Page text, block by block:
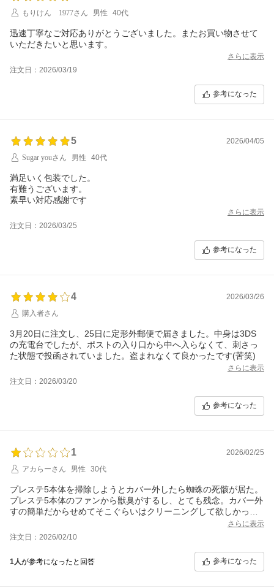
もりけん 1977さん
男性 40代
迅速丁寧なご対応ありがとうございました。またお買い物させて
いただきたいと思います。
さらに表示
注文日：2026/03/19
参考になった
5
2026/04/05
Sugar youさん
男性 40代
満足いく包装でした。
有難うございます。
さらに表示
注文日：2026/03/25
参考になった
4
2026/03/26
購入者さん
3月20日に注文し、25日に定形外郵便で届きました。中身は3DS
の充電台でしたが、ポストの入り口から中へ入らなくて、刺さっ
た状態で投函されていました。盗まれなくて良かったです(苦笑)
さらに表示
注文日：2026/03/20
参考になった
1
2026/02/25
アカらーさん
男性 30代
プレステ5本体を掃除しようとカバー外したら蜘蛛の死骸が居た。
プレステ5本体のファンから獣臭がするし、とても残念。カバー外
すの簡単だからせめてそこぐらいはクリーニングして欲しかっ
さらに表示
注文日：2026/02/10
1人が参考になったと回答 参考になった